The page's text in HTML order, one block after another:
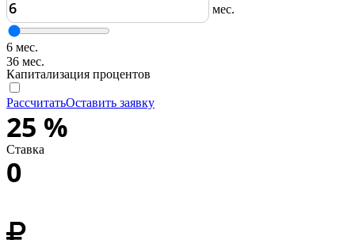
мес.
6 мес.
36 мес.
Капитализация процентов
РассчитатьОставить заявку
25 %
Ставка
0